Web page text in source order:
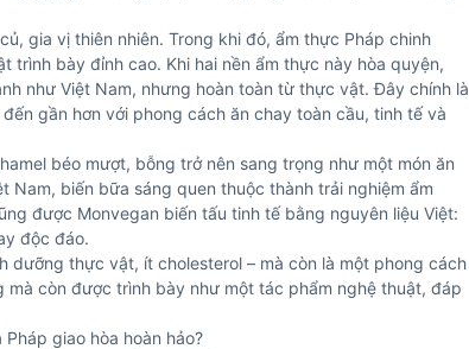
gia vị thiên nhiên. Trong khi đó, ẩm thực Pháp chinh
bày đỉnh cao. Khi hai nền ẩm thực này hòa quyện,
như Việt Nam, nhưng hoàn toàn từ thực vật. Đây chính là
gần hơn với phong cách ăn chay toàn cầu, tinh tế và
béo mượt, bỗng trở nên sang trọng như một món ăn
Nam, biến bữa sáng quen thuộc thành trải nghiệm ẩm
được Monvegan biến tấu tinh tế bằng nguyên liệu Việt:
độc đáo.
dưỡng thực vật, ít cholesterol – mà còn là một phong cách
còn được trình bày như một tác phẩm nghệ thuật, đáp
giao hòa hoàn hảo?